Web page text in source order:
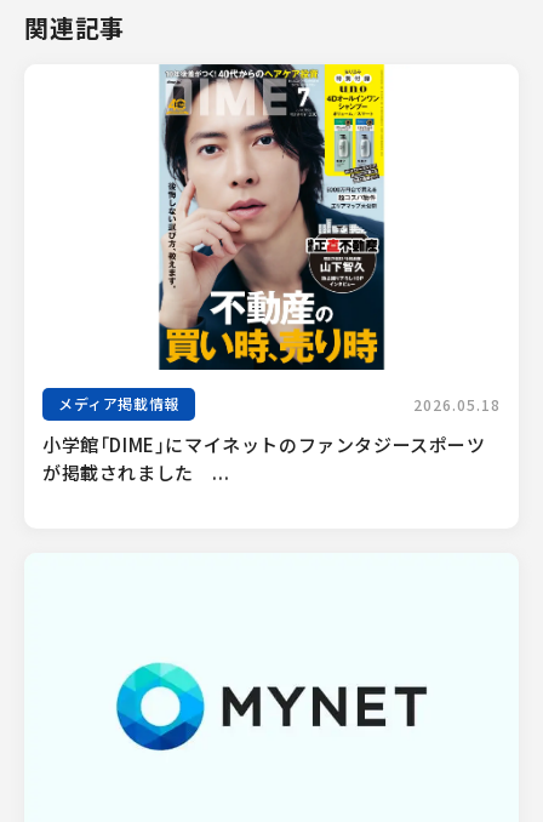
関連記事
メディア掲載情報 2026.05.18
小学館「DIME」にマイネットのファンタジースポーツ
が掲載されました　...